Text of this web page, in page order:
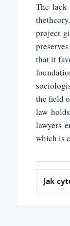
The
project
that it
the field
law
lawyers
which is
Jak